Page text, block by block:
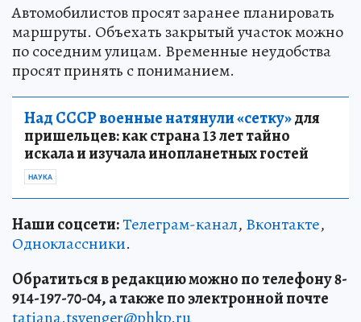
Автомобилистов просят заранее планировать
маршруты. Объехать закрытый участок можно
по соседним улицам. Временные неудобства
просят принять с пониманием.
Над СССР военные натянули «сетку»для
пришельцев: как страна 13 лет тайно
искала и изучала инопланетных гостей
НАУКА
Наши соцсети:Телеграм-канал, Вконтакте,
Одноклассники.
Обратиться в редакцию можно по телефону 8-
914-197-70-04, а также по электронной почте
tatiana.tsvenger@phkp.ru